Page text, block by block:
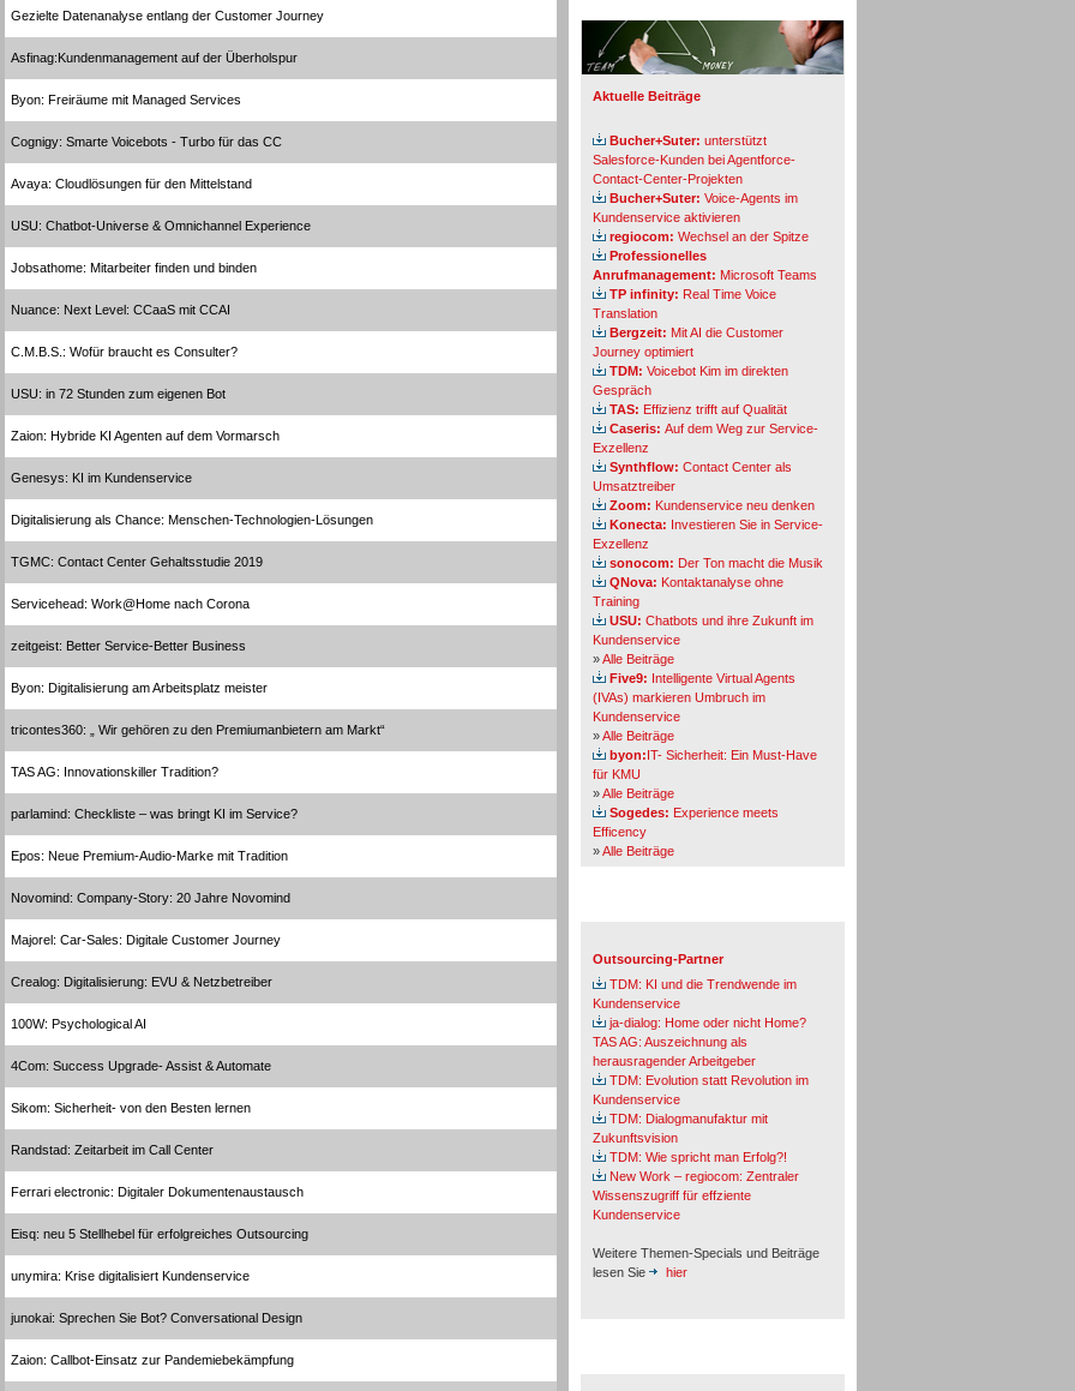
Gezielte Datenanalyse entlang der Customer Journey
Asfinag:Kundenmanagement auf der Überholspur
Byon: Freiräume mit Managed Services
Cognigy: Smarte Voicebots - Turbo für das CC
Avaya: Cloudlösungen für den Mittelstand
USU: Chatbot-Universe & Omnichannel Experience
Jobsathome: Mitarbeiter finden und binden
Nuance: Next Level: CCaaS mit CCAI
C.M.B.S.: Wofür braucht es Consulter?
USU: in 72 Stunden zum eigenen Bot
Zaion: Hybride KI Agenten auf dem Vormarsch
Genesys: KI im Kundenservice
Digitalisierung als Chance: Menschen-Technologien-Lösungen
TGMC: Contact Center Gehaltsstudie 2019
Servicehead: Work@Home nach Corona
zeitgeist: Better Service-Better Business
Byon: Digitalisierung am Arbeitsplatz meister
tricontes360: „ Wir gehören zu den Premiumanbietern am Markt“
TAS AG: Innovationskiller Tradition?
parlamind: Checkliste – was bringt KI im Service?
Epos: Neue Premium-Audio-Marke mit Tradition
Novomind: Company-Story: 20 Jahre Novomind
Majorel: Car-Sales: Digitale Customer Journey
Crealog: Digitalisierung: EVU & Netzbetreiber
100W: Psychological AI
4Com: Success Upgrade- Assist & Automate
Sikom: Sicherheit- von den Besten lernen
Randstad: Zeitarbeit im Call Center
Ferrari electronic: Digitaler Dokumentenaustausch
Eisq: neu 5 Stellhebel für erfolgreiches Outsourcing
unymira: Krise digitalisiert Kundenservice
junokai: Sprechen Sie Bot? Conversational Design
Zaion: Callbot-Einsatz zur Pandemiebekämpfung
Aktuelle Beiträge
Bucher+Suter: unterstützt
Salesforce-Kunden bei Agentforce-
Contact-Center-Projekten
Bucher+Suter: Voice-Agents im
Kundenservice aktivieren
regiocom: Wechsel an der Spitze
Professionelles
Anrufmanagement: Microsoft Teams
TP infinity: Real Time Voice
Translation
Bergzeit: Mit AI die Customer
Journey optimiert
TDM: Voicebot Kim im direkten
Gespräch
TAS: Effizienz trifft auf Qualität
Caseris: Auf dem Weg zur Service-
Exzellenz
Synthflow: Contact Center als
Umsatztreiber
Zoom: Kundenservice neu denken
Konecta: Investieren Sie in Service-
Exzellenz
sonocom: Der Ton macht die Musik
QNova: Kontaktanalyse ohne
Training
USU: Chatbots und ihre Zukunft im
Kundenservice
»Alle Beiträge
Five9: Intelligente Virtual Agents
(IVAs) markieren Umbruch im
Kundenservice
»Alle Beiträge
byon:IT- Sicherheit: Ein Must-Have
für KMU
»Alle Beiträge
Sogedes: Experience meets
Efficency
»Alle Beiträge
Outsourcing-Partner
TDM: KI und die Trendwende im
Kundenservice
ja-dialog: Home oder nicht Home?
TAS AG: Auszeichnung als
herausragender Arbeitgeber
TDM: Evolution statt Revolution im
Kundenservice
TDM: Dialogmanufaktur mit
Zukunftsvision
TDM: Wie spricht man Erfolg?!
New Work – regiocom: Zentraler
Wissenszugriff für effziente
Kundenservice
Weitere Themen-Specials und Beiträge
lesen Sie
hier